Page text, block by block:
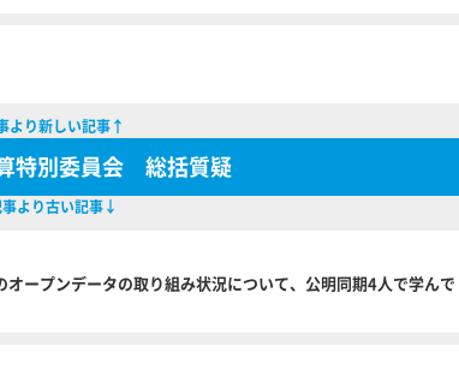
より新しい記事↑
特別委員会 総括質疑
より古い記事↓
ープンデータの取り組み状況について、公明同期4人で学んで